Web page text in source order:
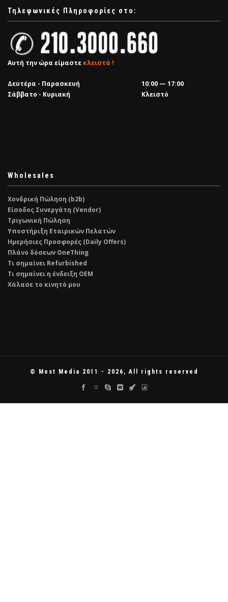
Τηλεφωνικές Πληροφορίες στο:
Αυτή την ώρα είμαστε κλειστά !
Δευτέρα - Παρασκευή
10:00 — 17:00
Σάββατο - Κυριακή
Κλειστό
Wholesales
Χονδρική Πώληση (b2b)
Είσοδος Συνεργάτη (Vendor)
Τριγωνική Πώληση
Υποστήριξη Εταιρικών Πελατών
Ημερήσιες Προσφορές (Daily Offers)
Πλάνο δόσεων OneThing
Τι σημαίνει Refurbished
Τι σημαίνει η ένδειξη ΟΕΜ
Χάλασε το κινητό μου
© Most Media 2011 - 2026, All rights reserved